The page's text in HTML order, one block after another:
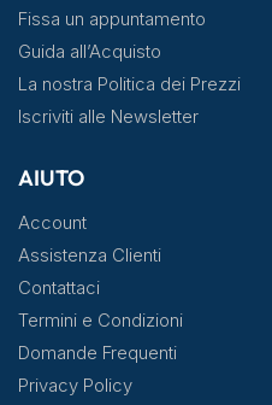
Fissa un appuntamento
Guida all’Acquisto
La nostra Politica dei Prezzi
Iscriviti alle Newsletter
AIUTO
Account
Assistenza Clienti
Contattaci
Termini e Condizioni
Domande Frequenti
Privacy Policy